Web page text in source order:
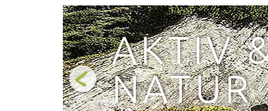
AKTIV
NATUR